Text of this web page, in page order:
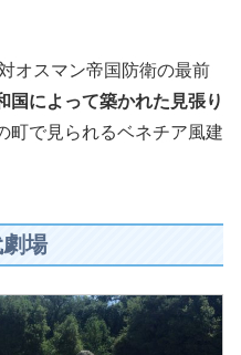
オスマン帝国防衛の最前
国によって築かれた見張り
町で見られるベネチア風建
場